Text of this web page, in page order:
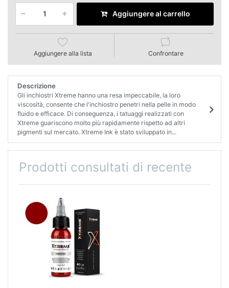
Aggiungere al carrello
Aggiungere alla lista Confrontare
Descrizione
Gli inchiostri Xtreme hanno una resa impeccabile, la loro
viscosità, consente che l'inchiostro penetri nella pelle in modo
fluido e efficace. Di conseguenza, i tatuaggi realizzati con
Xtreme guariscono molto più rapidamente rispetto ad altri
pigmenti sul mercato. Xtreme Ink è stato sviluppato in...
Prodotti consultati di recente